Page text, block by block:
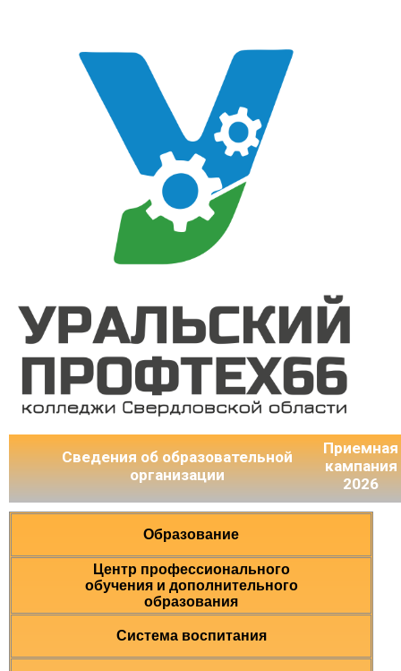
Сведения об образовательной
организации
Приемная
кампания
2026
Образование
Центр профессионального
обучения и дополнительного
образования
Система воспитания